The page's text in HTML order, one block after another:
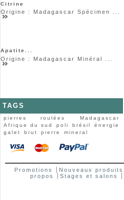
Citrine
Origine : Madagascar Spécimen ...
Apatite...
Origine : Madagascar Minéral ...
TAGS
pierres roulées
Madagascar
Afrique du sud
poli brésil
énergie
galet
brut pierre mineral
Promotions Nouveaux produits
propos
Stages et salons